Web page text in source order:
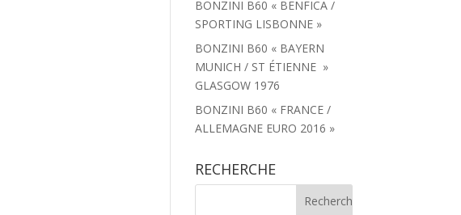
BONZINI B60 « BENFICA /
SPORTING LISBONNE »
BONZINI B60 « BAYERN
MUNICH / ST ÉTIENNE »
GLASGOW 1976
BONZINI B60 « FRANCE /
ALLEMAGNE EURO 2016 »
RECHERCHE